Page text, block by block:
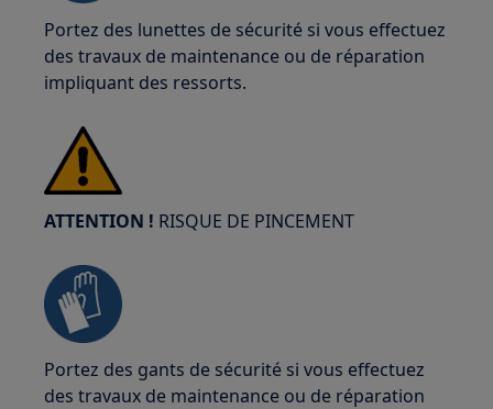
Portez des lunettes de sécurité si vous effectuez
des travaux de maintenance ou de réparation
impliquant des ressorts.
ATTENTION ! RISQUE DE PINCEMENT
Portez des gants de sécurité si vous effectuez
des travaux de maintenance ou de réparation